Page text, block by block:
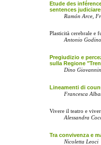
Etude des
sentences
Ramón Arce,
Plasticità cerebrale e
Antonio Godino
Pregiudizio e
sulla Regione
Dino
Lineamenti di
Francesca
Vivere il teatro e
Alessandra
Tra convivenza e
Nicoletta Leoci